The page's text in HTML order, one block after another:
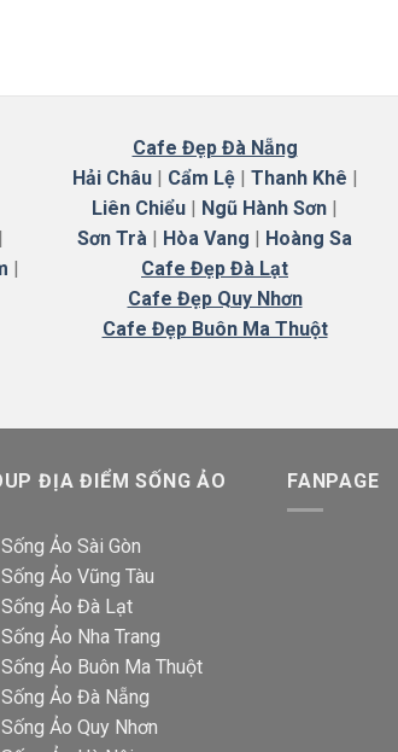
|
|
Cafe Đẹp Đà Nẵng
Hải Châu| Cẩm Lệ| Thanh Khê |
Liên Chiểu | Ngũ Hành Sơn |
Sơn Trà | Hòa Vang | Hoàng Sa
Cafe Đẹp Đà Lạt
Cafe Đẹp Quy Nhơn
Cafe Đẹp Buôn Ma Thuột
ĐỊA ĐIỂM SỐNG ẢO
Ảo Sài Gòn
Ảo Vũng Tàu
Ảo Đà Lạt
Ảo Nha Trang
Ảo Buôn Ma Thuột
Ảo Đà Nẵng
Ảo Quy Nhơn
FANPAGE